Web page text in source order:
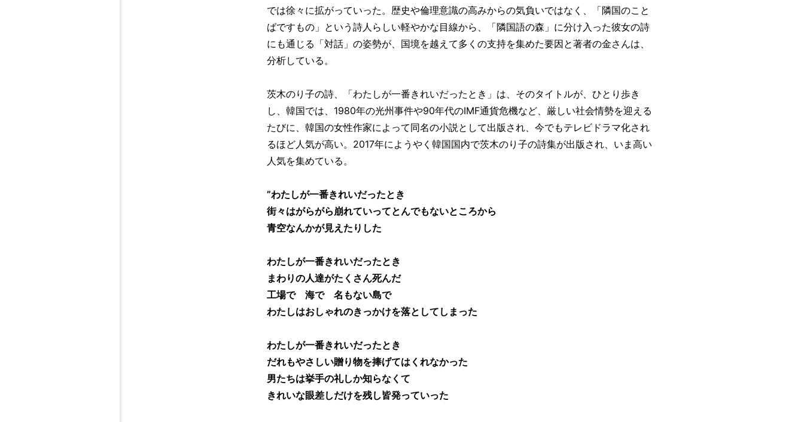
では徐々に拡がっていった。歴史や倫理意識の高みからの気負いではなく、「隣国のこと
ばですもの」という詩人らしい軽やかな目線から、「隣国語の森」に分け入った彼女の詩
にも通じる「対話」の姿勢が、国境を越えて多くの支持を集めた要因と著者の金さんは、
分析している。
茨木のり子の詩、「わたしが一番きれいだったとき」は、そのタイトルが、ひとり歩き
し、韓国では、1980年の光州事件や90年代のIMF通貨危機など、厳しい社会情勢を迎える
たびに、韓国の女性作家によって同名の小説として出版され、今でもテレビドラマ化され
るほど人気が高い。2017年にようやく韓国国内で茨木のり子の詩集が出版され、いま高い
人気を集めている。
”わたしが一番きれいだったとき
街々はがらがら崩れていってとんでもないところから
青空なんかが見えたりした
わたしが一番きれいだったとき
まわりの人達がたくさん死んだ
工場で 海で 名もない島で
わたしはおしゃれのきっかけを落としてしまった
わたしが一番きれいだったとき
だれもやさしい贈り物を捧げてはくれなかった
男たちは挙手の礼しか知らなくて
きれいな眼差しだけを残し皆発っていった